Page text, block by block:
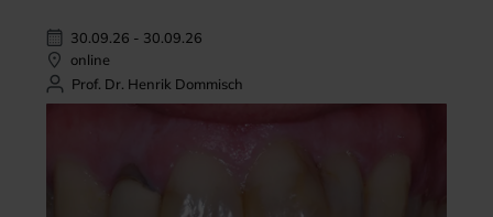
30.09.26 - 30.09.26
online
Prof. Dr. Henrik Dommisch